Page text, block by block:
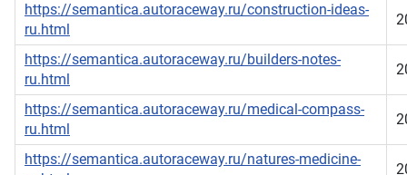
https://semantica.autoraceway.ru/construction-ideas-
ru.html
https://semantica.autoraceway.ru/builders-notes-
ru.html
https://semantica.autoraceway.ru/medical-compass-
ru.html
https://semantica.autoraceway.ru/natures-medicine-